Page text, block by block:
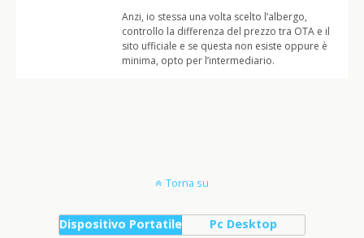
Anzi, io stessa una volta scelto l’albergo,
controllo la differenza del prezzo tra OTA e il
sito ufficiale e se questa non esiste oppure è
minima, opto per l’intermediario.
Torna su
Dispositivo Portatile Pc Desktop